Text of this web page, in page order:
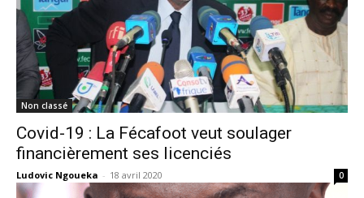
Non classé
Covid-19 : La Fécafoot veut soulager
financièrement ses licenciés
Ludovic Ngoueka - 18 avril 2020 0